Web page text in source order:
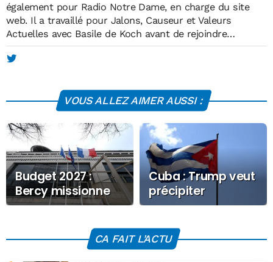
également pour Radio Notre Dame, en charge du site
web. Il a travaillé pour Jalons, Causeur et Valeurs
Actuelles avec Basile de Koch avant de rejoindre
Economie Matin, à sa création, en mai 2012. Il est
diplômé de l'Institut européen de journalisme (IEJ) et
publie de temps en temps dans la presse économique
spécialisée.
VOUS ALLEZ AIMER AUSSI :
Budget 2027 :
Bercy missionne
quatre
sortir de l’impasse
Cuba : Trump veut
précipiter
l’effondrement
régime
CA FAIT L'ACTU